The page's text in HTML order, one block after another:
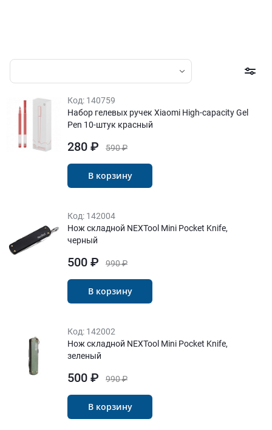
Код: 140759
Набор гелевых ручек Xiaomi High-capacity Gel
Pen 10-штук красный
590 ₽
280 ₽
В корзину
Код: 142004
Нож складной NEXTool Mini Pocket Knife,
черный
990 ₽
500 ₽
В корзину
Код: 142002
Нож складной NEXTool Mini Pocket Knife,
зеленый
990 ₽
500 ₽
В корзину